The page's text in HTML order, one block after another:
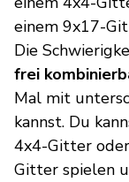
einem 9x17-
Die
frei
Mal mit
kannst. Du
4x4-Gitter
Gitter spielen